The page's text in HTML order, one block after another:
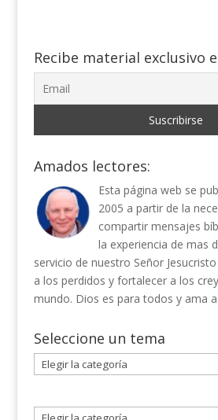
Recibe material exclusivo
Amados lectores:
Esta página web se
2005 a partir de la
compartir mensajes
la experiencia de mas
servicio de nuestro Señor
a los perdidos y fortalecer a los
mundo. Dios es para todos y ama
Seleccione un tema
Seleccione
un